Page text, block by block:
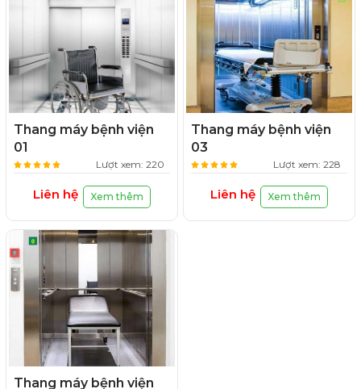
Thang máy bệnh viện
01
Lượt xem: 220
Liên hệ Xem thêm
Thang máy bệnh viện
03
Lượt xem: 228
Liên hệ Xem thêm
Thang máy bệnh viện